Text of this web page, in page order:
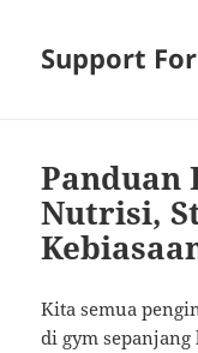
Support
Panduan
Nutrisi,
Kita semua
di gym